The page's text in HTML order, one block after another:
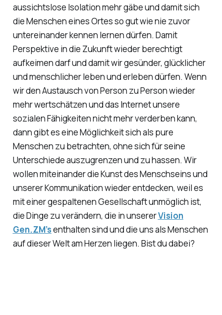
aussichtslose Isolation mehr gäbe und damit sich
die Menschen eines Ortes so gut wie nie zuvor
untereinander kennen lernen dürfen. Damit
Perspektive in die Zukunft wieder berechtigt
aufkeimen darf und damit wir gesünder, glücklicher
und menschlicher leben und erleben dürfen. Wenn
wir den Austausch von Person zu Person wieder
mehr wertschätzen und das Internet unsere
sozialen Fähigkeiten nicht mehr verderben kann,
dann gibt es eine Möglichkeit sich als pure
Menschen zu betrachten, ohne sich für seine
Unterschiede auszugrenzen und zu hassen. Wir
wollen miteinander die Kunst des Menschseins und
unserer Kommunikation wieder entdecken, weil es
mit einer gespaltenen Gesellschaft unmöglich ist,
die Dinge zu verändern, die in unsererVision
Gen.ZM’senthalten sind und die uns als Menschen
auf dieser Welt am Herzen liegen. Bist du dabei?